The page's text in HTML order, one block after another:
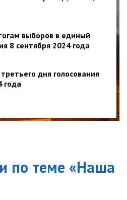
выборов в единый
8 сентября 2024 года
дня голосования
года
по теме «Наша